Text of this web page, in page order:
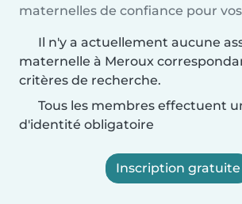
maternelles de confiance pour
Il n'y a actuellement aucune
maternelle à Meroux
critères de recherche.
Tous les membres effectuent
d'identité obligatoire
Inscription gratuite